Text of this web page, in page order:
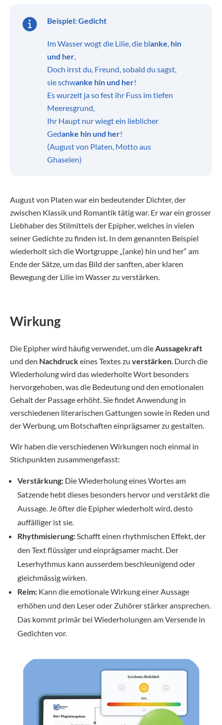
Beispiel: Gedicht
Im Wasser wogt die Lilie, die blanke, hin
und her,
Doch irrst du, Freund, sobald du sagst,
sie schwanke hin und her!
Es wurzelt ja so fest ihr Fuss im tiefen
Meeresgrund,
Ihr Haupt nur wiegt ein lieblicher
Gedanke hin und her!
(August von Platen, Motto aus
Ghaselen)
August von Platen war ein bedeutender Dichter, der
zwischen Klassik und Romantik tätig war. Er war ein grosser
Liebhaber des Stilmittels der Epipher, welches in vielen
seiner Gedichte zu finden ist. In dem genannten Beispiel
wiederholt sich die Wortgruppe „(anke) hin und her“ am
Ende der Sätze, um das Bild der sanften, aber klaren
Bewegung der Lilie im Wasser zu verstärken.
Wirkung
Die Epipher wird häufig verwendet, um dieAussagekraft
und den Nachdruckeines Textes zu verstärken. Durch die
Wiederholung wird das wiederholte Wort besonders
hervorgehoben, was die Bedeutung und den emotionalen
Gehalt der Passage erhöht. Sie findet Anwendung in
verschiedenen literarischen Gattungen sowie in Reden und
der Werbung, um Botschaften einprägsamer zu gestalten.
Wir haben die verschiedenen Wirkungen noch einmal in
Stichpunkten zusammengefasst:
Verstärkung: Die Wiederholung eines Wortes am
Satzende hebt dieses besonders hervor und verstärkt die
Aussage. Je öfter die Epipher wiederholt wird, desto
auffälliger ist sie.
Rhythmisierung:Schafft einen rhythmischen Effekt, der
den Text flüssiger und einprägsamer macht. Der
Leserhythmus kann ausserdem beschleunigend oder
gleichmässig wirken.
Reim: Kann die emotionale Wirkung einer Aussage
erhöhen und den Leser oder Zuhörer stärker ansprechen.
Das kommt primär bei Wiederholungen am Versende in
Gedichten vor.